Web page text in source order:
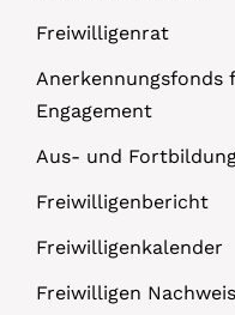
Freiwilligenrat
Anerkennungsfonds
Engagement
Aus- und
Freiwilligenbericht
Freiwilligenkalender
Freiwilligen Nachweis